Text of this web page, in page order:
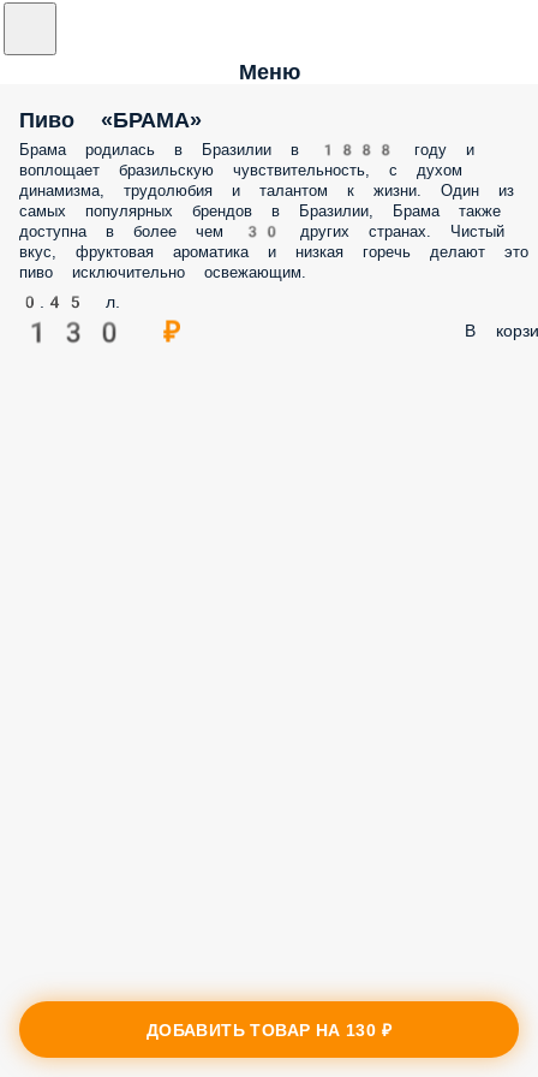
Меню
Пиво «БРАМА»
Брама родилась в Бразилии в 1888 году и
воплощает бразильскую чувствительность, с духом
динамизма, трудолюбия и талантом к жизни. Один из
самых популярных брендов в Бразилии, Брама также
доступна в более чем 30 других странах. Чистый
вкус, фруктовая ароматика и низкая горечь делают это
пиво исключительно освежающим.
0.45 л.
130 ₽ В
ДОБАВИТЬ ТОВАР НА 130 ₽